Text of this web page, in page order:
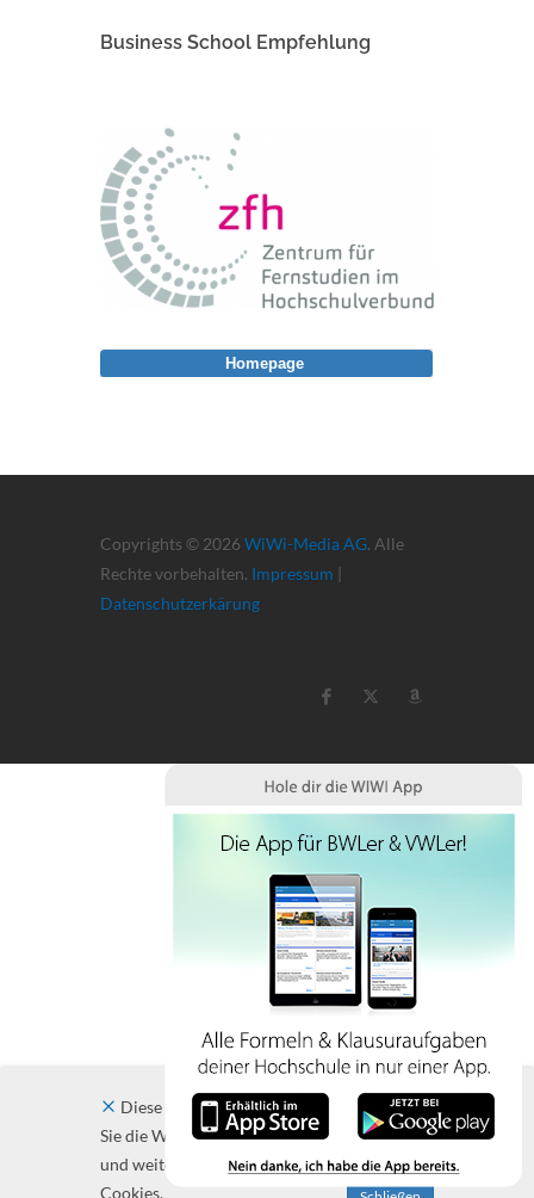
Business School Empfehlung
Copyrights © 2026 WiWi-Media AG. Alle
Rechte vorbehalten. Impressum |
Datenschutzerkärung
Diese Website verwendet Cookies. Indem
Sie die Website und ihre Angebote nutzen
und weiter navigieren, akzeptieren Sie diese
Cookies.
Homepage